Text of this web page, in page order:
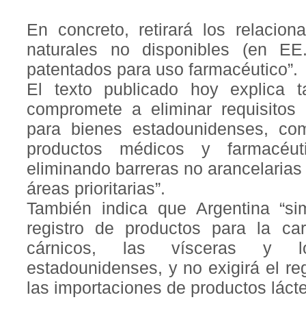
En concreto, retirará los
naturales no disponibles (en
patentados para uso farmacéutico”.
El texto publicado hoy explica
compromete a eliminar
para bienes estadounidenses,
productos médicos y
eliminando barreras no
áreas prioritarias”.
También indica que Argentina
registro de productos para la
cárnicos, las vísceras y
estadounidenses, y no exigirá el
las importaciones de productos